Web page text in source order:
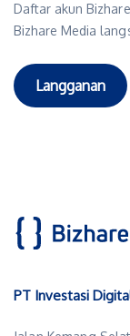
Daftar akun
Bizhare Media
Langganan
PT Investasi